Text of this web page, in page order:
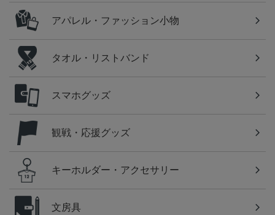
アパレル・ファッション小物
タオル・リストバンド
スマホグッズ
観戦・応援グッズ
キーホルダー・アクセサリー
文房具